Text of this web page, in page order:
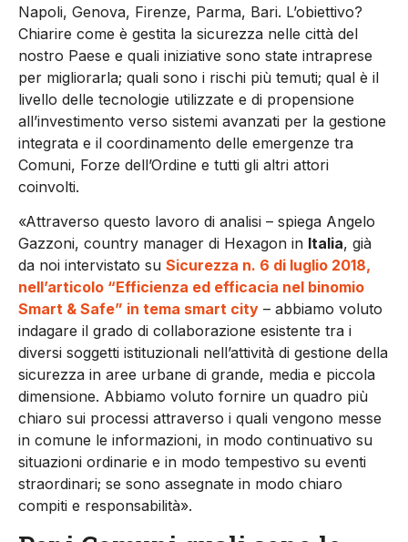
Napoli, Genova, Firenze, Parma, Bari. L’obiettivo?
Chiarire come è gestita la sicurezza nelle città del
nostro Paese e quali iniziative sono state intraprese
per migliorarla; quali sono i rischi più temuti; qual è il
livello delle tecnologie utilizzate e di propensione
all’investimento verso sistemi avanzati per la gestione
integrata e il coordinamento delle emergenze tra
Comuni, Forze dell’Ordine e tutti gli altri attori
coinvolti.
«Attraverso questo lavoro di analisi – spiega Angelo
Gazzoni, country manager di Hexagon in Italia, già
da noi intervistato su Sicurezza n. 6 di luglio 2018,
nell’articolo “Efficienza ed efficacia nel binomio
Smart & Safe” in tema smart city – abbiamo voluto
indagare il grado di collaborazione esistente tra i
diversi soggetti istituzionali nell’attività di gestione della
sicurezza in aree urbane di grande, media e piccola
dimensione. Abbiamo voluto fornire un quadro più
chiaro sui processi attraverso i quali vengono messe
in comune le informazioni, in modo continuativo su
situazioni ordinarie e in modo tempestivo su eventi
straordinari; se sono assegnate in modo chiaro
compiti e responsabilità».